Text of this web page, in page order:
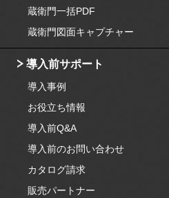
蔵衛門一括PDF
蔵衛門図面キャプチャー
導入前サポート
導入事例
お役立ち情報
導入前Q&A
導入前のお問い合わせ
カタログ請求
販売パートナー